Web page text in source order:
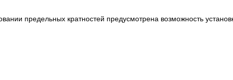
предельных кратностей предусмотрена возможность